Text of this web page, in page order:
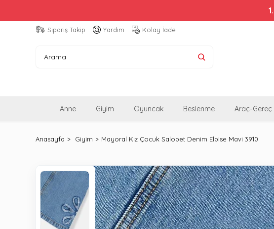
Sipariş Takip Yardım Kolay İade
Anne Giyim Oyuncak Beslenme Araç-Gereç
Anasayfa Giyim Mayoral Kız Çocuk Salopet Denim Elbise Mavi 3910